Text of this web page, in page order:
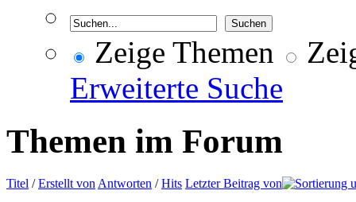
Zeige Themen
Erweiterte Suche
Themen im Forum
Titel /Erstellt von Antworten /Hits Letzter Beitrag von